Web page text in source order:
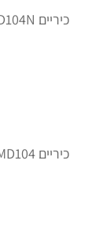
כיריים 1PMD104N
כיריים 1PMD104